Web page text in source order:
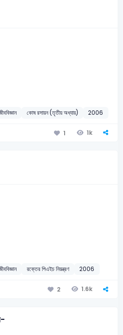
কোষ রসায়ন (তৃতীয় অধ্যায়) 2006
1 1k
রক্তের পিএইচ নিয়ন্ত্রণ 2006
2 1.6k